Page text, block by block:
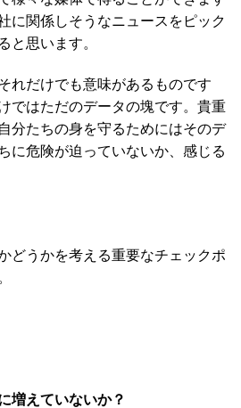
に関係しそうなニュースをピック
と思います。
れだけでも意味があるものです
ではただのデータの塊です。貴重
分たちの身を守るためにはそのデ
に危険が迫っていないか、感じる
どうかを考える重要なチェックポ
増えていないか？